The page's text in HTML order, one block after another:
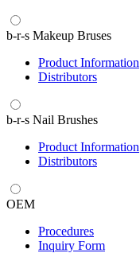
b-r-s Makeup Bruses
Product Information
Distributors
b-r-s Nail Brushes
Product Information
Distributors
OEM
Procedures
Inquiry Form